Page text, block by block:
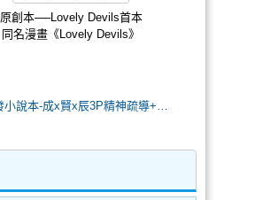
原創本──Lovely Devils首本
同名漫畫《Lovely Devils》
[R18]S級哨兵嚮導AU設定NiCE場突發小說本-成x賢x辰3P精神疏導+靈肉合一🫶